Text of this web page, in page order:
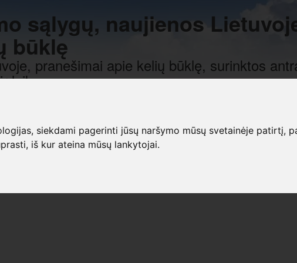
siekdami pagerinti jūsų naršymo mūsų svetainėje patirtį,
iš kur ateina mūsų lankytojai.
sąlygų, naujienos
būklę
pranešimai apie kelių būklę, surinktos
laiką.